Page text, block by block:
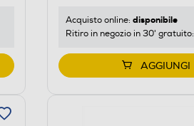
Acquisto online: disponibile
Ritiro in negozio in 30' gratuito:
AGGIUNGI